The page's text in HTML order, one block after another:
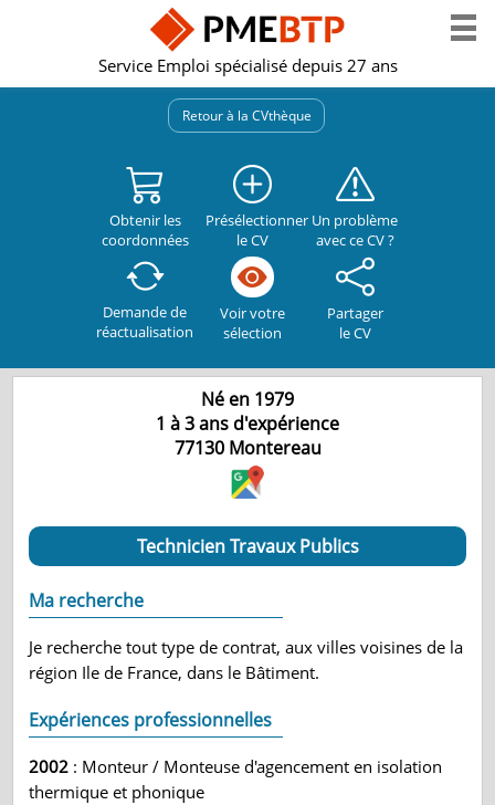
Service Emploi spécialisé depuis 27 ans
Retour à la CVthèque
Obtenir les
coordonnées
Présélectionner
le CV
Un problème
avec ce CV ?
Demande de
réactualisation
Voir votre
sélection
Partager
le CV
Né en 1979
1 à 3 ans d'expérience
77130 Montereau
Technicien Travaux Publics
Ma recherche
Je recherche tout type de contrat, aux villes voisines de la
région Ile de France, dans le Bâtiment.
Expériences professionnelles
2002 : Monteur / Monteuse d'agencement en isolation
thermique et phonique